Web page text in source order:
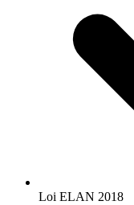
Loi ELAN 2018